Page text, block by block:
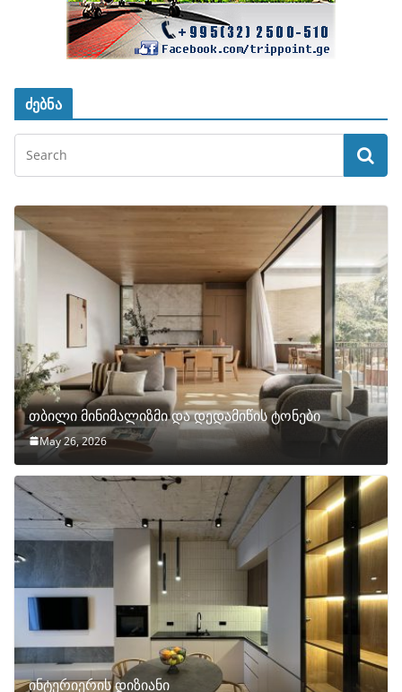
ძებნა
თბილი მინიმალიზმი და დედამიწის ტონები
May 26, 2026
ინტერიერის დიზიანი